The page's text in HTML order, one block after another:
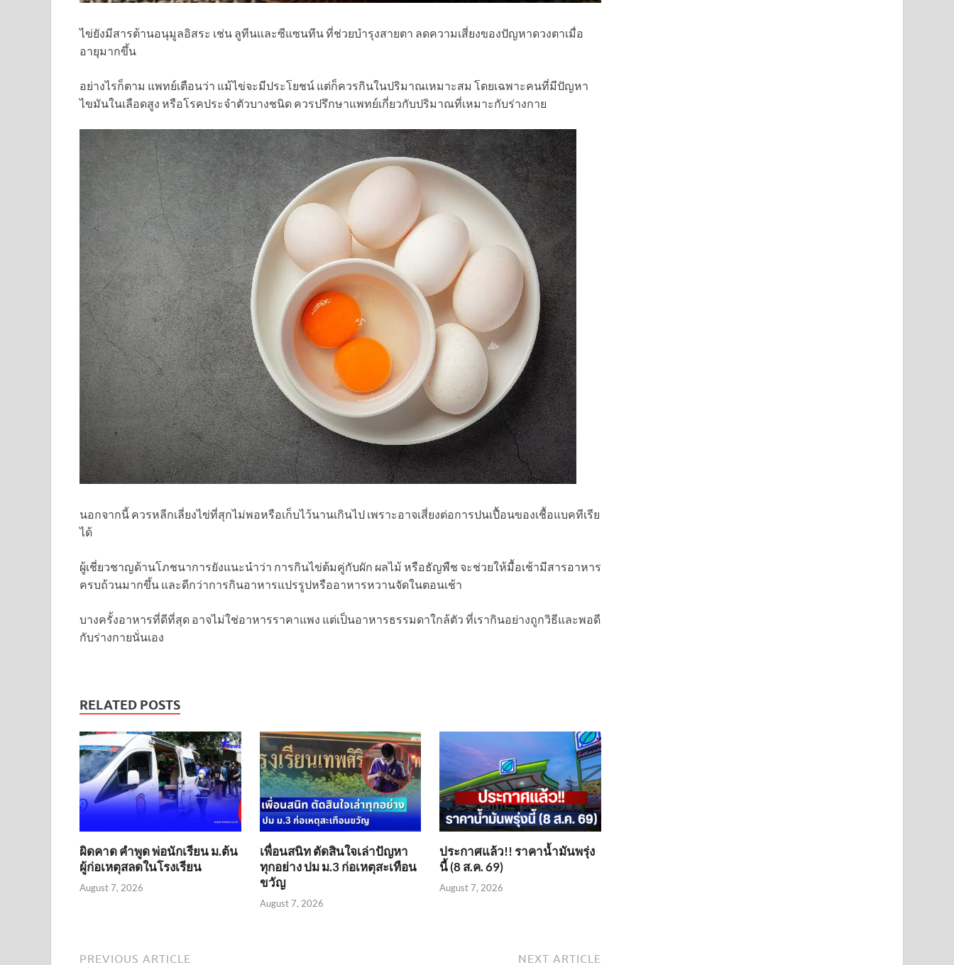
ไข่ยังมีสารต้านอนุมูลอิสระ เช่น ลูทีนและซีแซนทีน ที่ช่วยบำรุงสายตา ลดความเสี่ยงของปัญหาดวงตาเมื่อ
อายุมากขึ้น
อย่างไรก็ตาม แพทย์เตือนว่า แม้ไข่จะมีประโยชน์ แต่ก็ควรกินในปริมาณเหมาะสม โดยเฉพาะคนที่มีปัญหา
ไขมันในเลือดสูง หรือโรคประจำตัวบางชนิด ควรปรึกษาแพทย์เกี่ยวกับปริมาณที่เหมาะกับร่างกาย
นอกจากนี้ ควรหลีกเลี่ยงไข่ที่สุกไม่พอหรือเก็บไว้นานเกินไป เพราะอาจเสี่ยงต่อการปนเปื้อนของเชื้อแบคทีเรีย
ได้
ผู้เชี่ยวชาญด้านโภชนาการยังแนะนำว่า การกินไข่ต้มคู่กับผัก ผลไม้ หรือธัญพืช จะช่วยให้มื้อเช้ามีสารอาหาร
ครบถ้วนมากขึ้น และดีกว่าการกินอาหารแปรรูปหรืออาหารหวานจัดในตอนเช้า
บางครั้งอาหารที่ดีที่สุด อาจไม่ใช่อาหารราคาแพง แต่เป็นอาหารธรรมดาใกล้ตัว ที่เรากินอย่างถูกวิธีและพอดี
กับร่างกายนั่นเอง
RELATED POSTS
ผิดคาด คำพูด พ่อนักเรียน ม.ต้น
ผู้ก่อเหตุสลดในโรงเรียน
August 7, 2026
เพื่อนสนิท ตัดสินใจเล่าปัญหา
ทุกอย่าง ปม ม.3 ก่อเหตุสะเทือน
ขวัญ
August 7, 2026
ประกาศแล้ว!! ราคาน้ำมันพรุ่ง
นี้ (8 ส.ค. 69)
August 7, 2026
PREVIOUS ARTICLE NEXT ARTICLE